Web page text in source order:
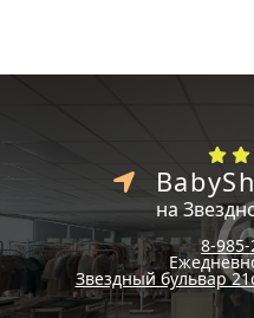
на
8-
Звездный бульвар